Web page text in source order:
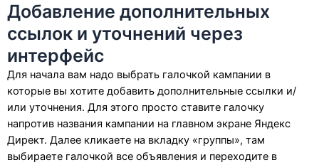
Добавление дополнительных
ссылок и уточнений через
интерфейс
Для начала вам надо выбрать галочкой кампании в
которые вы хотите добавить дополнительные ссылки и/
или уточнения. Для этого просто ставите галочку
напротив названия кампании на главном экране Яндекс
Директ. Далее кликаете на вкладку «группы», там
выбираете галочкой все объявления и переходите в